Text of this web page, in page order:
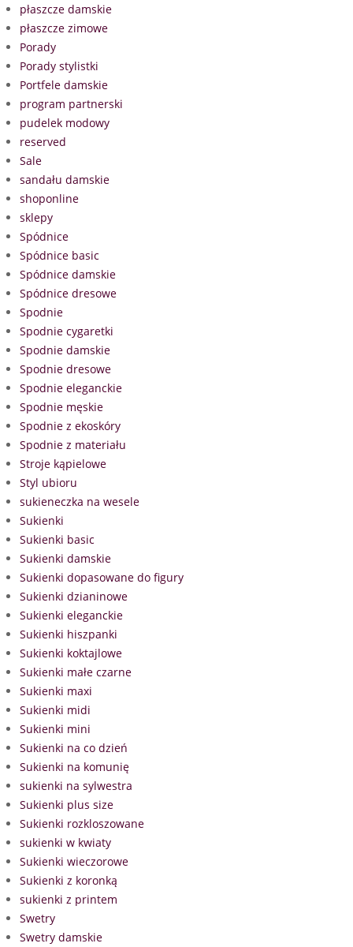
płaszcze damskie
płaszcze zimowe
Porady
Porady stylistki
Portfele damskie
program partnerski
pudelek modowy
reserved
Sale
sandału damskie
shoponline
sklepy
Spódnice
Spódnice basic
Spódnice damskie
Spódnice dresowe
Spodnie
Spodnie cygaretki
Spodnie damskie
Spodnie dresowe
Spodnie eleganckie
Spodnie męskie
Spodnie z ekoskóry
Spodnie z materiału
Stroje kąpielowe
Styl ubioru
sukieneczka na wesele
Sukienki
Sukienki basic
Sukienki damskie
Sukienki dopasowane do figury
Sukienki dzianinowe
Sukienki eleganckie
Sukienki hiszpanki
Sukienki koktajlowe
Sukienki małe czarne
Sukienki maxi
Sukienki midi
Sukienki mini
Sukienki na co dzień
Sukienki na komunię
sukienki na sylwestra
Sukienki plus size
Sukienki rozkloszowane
sukienki w kwiaty
Sukienki wieczorowe
Sukienki z koronką
sukienki z printem
Swetry
Swetry damskie